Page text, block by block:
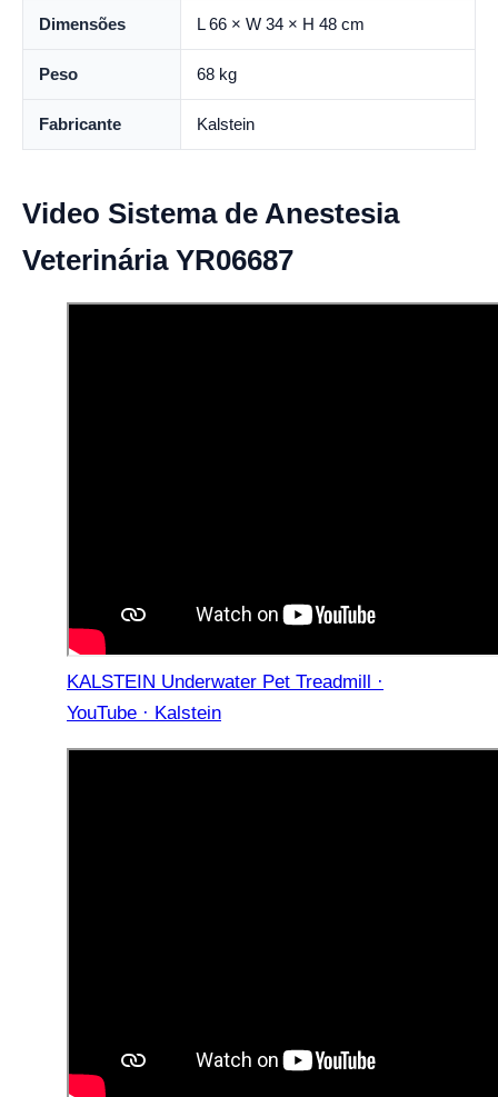
Dimensões L 66 × W 34 × H 48 cm
Peso 68 kg
Fabricante Kalstein
Video Sistema de Anestesia
Veterinária YR06687
KALSTEIN Underwater Pet Treadmill ·
YouTube · Kalstein